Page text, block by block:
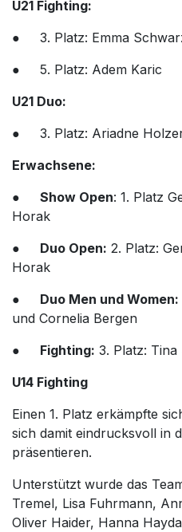
U21 Fighting:
● 3. Platz: Emma
● 5. Platz: Adem Karic
U21 Duo:
● 3. Platz: Ariadne Holzer
Erwachsene:
● Show Open: 1. Platz
Horak
● Duo Open: 2. Platz:
Horak
● Duo Men und Women:
und Cornelia Bergen
● Fighting: 3. Platz:
U14 Fighting
Einen 1. Platz erkämpfte
sich damit eindrucksvoll in
präsentieren.
Unterstützt wurde das
Tremel, Lisa Fuhrmann,
Oliver Haider, Hanna